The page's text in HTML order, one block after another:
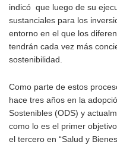
indicó que luego de su
sustanciales para los
entorno en el que los
tendrán cada vez más
sostenibilidad.
Como parte de estos
hace tres años en la
Sostenibles (ODS) y
como lo es el primer
el tercero en “Salud y